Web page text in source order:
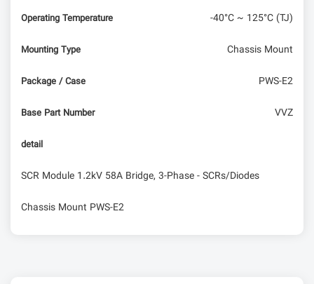
Operating Temperature -40°C ~ 125°C (TJ)
Mounting Type Chassis Mount
Package / Case PWS-E2
Base Part Number VVZ
detail
SCR Module 1.2kV 58A Bridge, 3-Phase - SCRs/Diodes
Chassis Mount PWS-E2